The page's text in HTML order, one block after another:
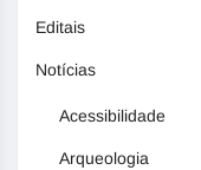
Editais
Notícias
Acessibilidade
Arqueologia